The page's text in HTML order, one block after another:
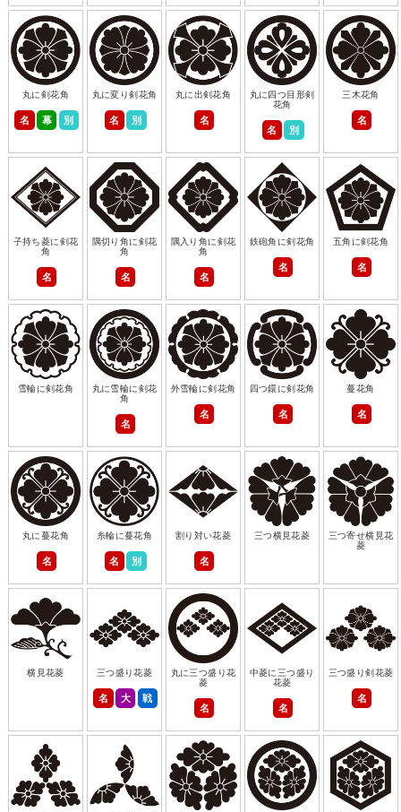
丸に剣花角
名 幕 別
丸に変り剣花角
名 別
丸に出剣花角
名
丸に四つ目形剣
花角
名 別
三木花角
名
子持ち菱に剣花
角
名
隅切り角に剣花
角
名
隅入り角に剣花
角
名
鉄砲角に剣花角
名
五角に剣花角
名
雪輪に剣花角
丸に雪輪に剣花
角
名
外雪輪に剣花角
名
四つ鐶に剣花角
名
蔓花角
名
丸に蔓花角
名
糸輪に蔓花角
名 別
割り対い花菱
名
三つ横見花菱
三つ寄せ横見花
菱
横見花菱 三つ盛り花菱
名 大 戦
丸に三つ盛り花
菱
名
中菱に三つ盛り
花菱
名
三つ盛り剣花菱
名